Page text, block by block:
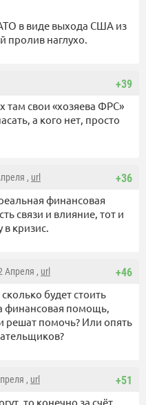
в виде выхода США из
пролив наглухо.
+39
там свои «хозяева ФРС»
а кого нет, просто
+36
, url
финансовая
связи и влияние, тот и
в кризис.
+46
Апреля , url
будет стоить
финансовая помощь,
решат помочь? Или опять
+51
, url
то конечно за счёт